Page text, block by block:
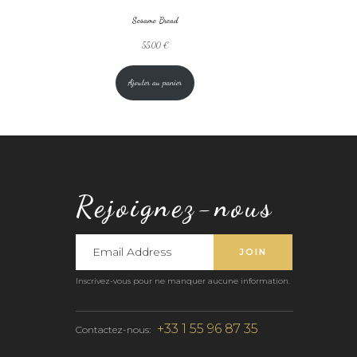
Sesame Bread
55,00 €
Ajouter au panier
Rejoignez-nous
Inscrivez-vous pour ne manquer aucune information.
Contactez-nous: +33 1 55 96 87 35